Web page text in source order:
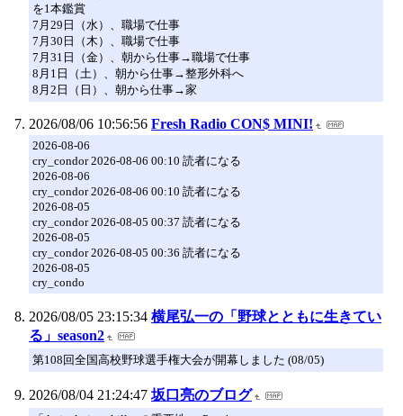
を1本鑑賞
7月29日（水）、職場で仕事
7月30日（木）、職場で仕事
7月31日（金）、朝から仕事→職場で仕事
8月1日（土）、朝から仕事→整形外科へ
8月2日（日）、朝から仕事→家
2026/08/06 10:56:56 Fresh Radio CON$ MINI!
2026-08-06
cry_condor 2026-08-06 00:10 読者になる
2026-08-06
cry_condor 2026-08-06 00:10 読者になる
2026-08-05
cry_condor 2026-08-05 00:37 読者になる
2026-08-05
cry_condor 2026-08-05 00:36 読者になる
2026-08-05
cry_condo
2026/08/05 23:15:34 横尾弘一の「野球とともに生きてい
る」season2
第108回全国高校野球選手権大会が開幕しました (08/05)
2026/08/04 21:24:47 坂口亮のブログ